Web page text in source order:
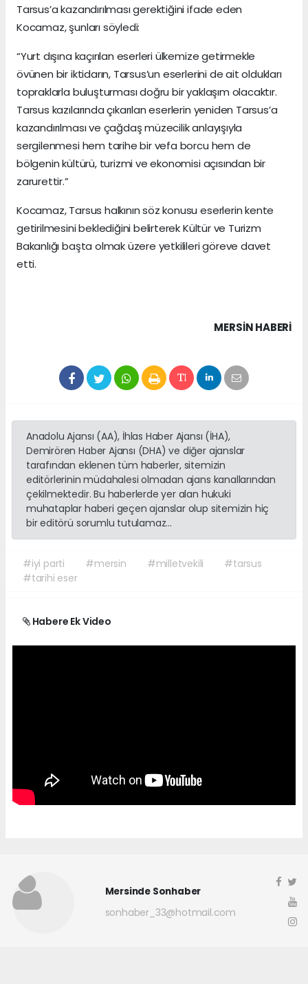
Tarsus’a kazandırılması gerektiğini ifade eden
Kocamaz, şunları söyledi:
“Yurt dışına kaçırılan eserleri ülkemize getirmekle
övünen bir iktidarın, Tarsus’un eserlerini de ait oldukları
topraklarla buluşturması doğru bir yaklaşım olacaktır.
Tarsus kazılarında çıkarılan eserlerin yeniden Tarsus’a
kazandırılması ve çağdaş müzecilik anlayışıyla
sergilenmesi hem tarihe bir vefa borcu hem de
bölgenin kültürü, turizmi ve ekonomisi açısından bir
zarurettir.”
Kocamaz, Tarsus halkının söz konusu eserlerin kente
getirilmesini beklediğini belirterek Kültür ve Turizm
Bakanlığı başta olmak üzere yetkilileri göreve davet
etti.
MERSIN HABERİ
Anadolu Ajansı (AA), İhlas Haber Ajansı (İHA),
Demirören Haber Ajansı (DHA) ve diğer ajanslar
tarafından eklenen tüm haberler, sitemizin
editörlerinin müdahalesi olmadan ajans kanallarından
çekilmektedir. Bu haberlerde yer alan hukuki
muhataplar haberi geçen ajanslar olup sitemizin hiç
bir editörü sorumlu tutulamaz...
#iyi parti #mersin #milletvekili
#tarsus
#tarihi eser
Habere Ek Video
Mersinde Sonhaber
sonhaber_33@hotmail.com